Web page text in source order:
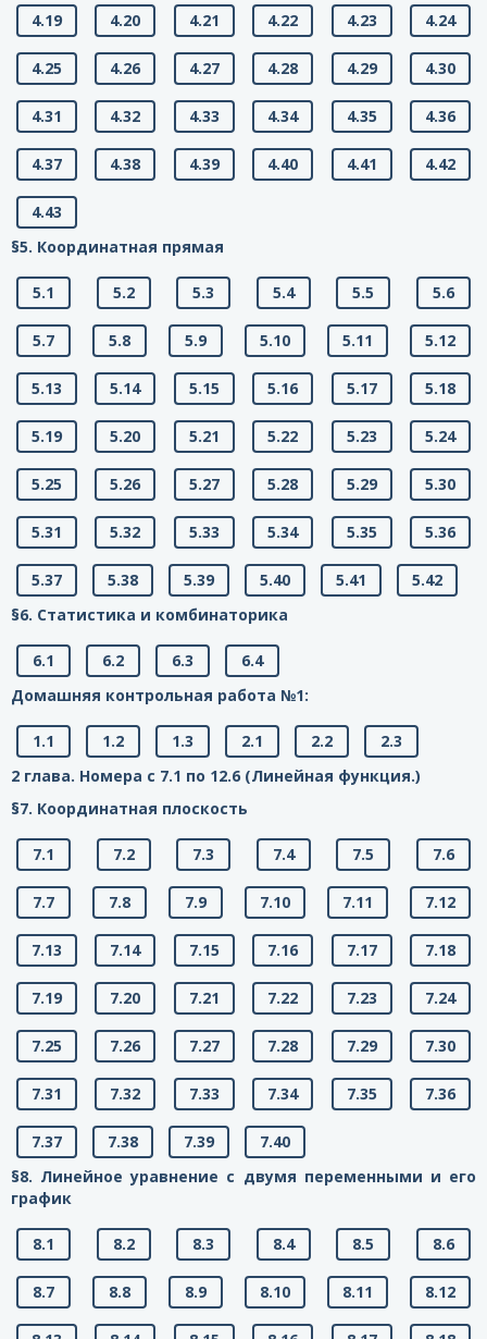
4.19 4.20 4.21 4.22 4.23 4.24
4.25 4.26 4.27 4.28 4.29 4.30
4.31 4.32 4.33 4.34 4.35 4.36
4.37 4.38 4.39 4.40 4.41 4.42
4.43
§5. Координатная прямая
5.1 5.2 5.3 5.4 5.5 5.6
5.7 5.8 5.9 5.10 5.11 5.12
5.13 5.14 5.15 5.16 5.17 5.18
5.19 5.20 5.21 5.22 5.23 5.24
5.25 5.26 5.27 5.28 5.29 5.30
5.31 5.32 5.33 5.34 5.35 5.36
5.37 5.38 5.39 5.40 5.41
5.42
§6. Статистика и комбинаторика
6.1 6.2 6.3
6.4
Домашняя контрольная работа №1:
1.1 1.2 1.3 2.1 2.2
2.3
2 глава. Номера с 7.1 по 12.6 (Линейная функция.)
§7. Координатная плоскость
7.1 7.2 7.3 7.4 7.5 7.6
7.7 7.8 7.9 7.10 7.11 7.12
7.13 7.14 7.15 7.16 7.17 7.18
7.19 7.20 7.21 7.22 7.23 7.24
7.25 7.26 7.27 7.28 7.29 7.30
7.31 7.32 7.33 7.34 7.35 7.36
7.37 7.38 7.39
7.40
§8. Линейное уравнение с двумя переменными и его
график
8.1 8.2 8.3 8.4 8.5 8.6
8.7 8.8 8.9 8.10 8.11 8.12